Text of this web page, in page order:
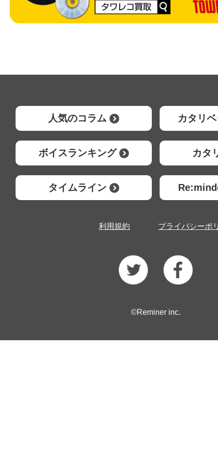
人気のコラム カタリ
ボイスランキング カタ
タイムライン
利用規約 プライバシーポ
©Reminer inc.